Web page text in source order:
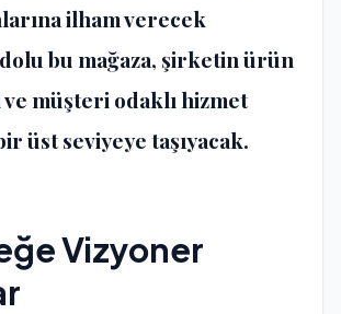
ilham verecek
bu mağaza, şirketin ürün
müşteri odaklı hizmet
üst seviyeye taşıyacak.
Vizyoner